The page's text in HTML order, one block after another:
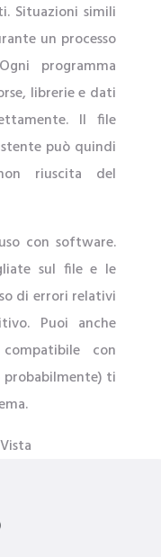
Situazioni simili
un processo
programma
librerie e dati
Il file
può quindi
riuscita del
con software.
sul file e le
di errori relativi
Puoi anche
con
ti